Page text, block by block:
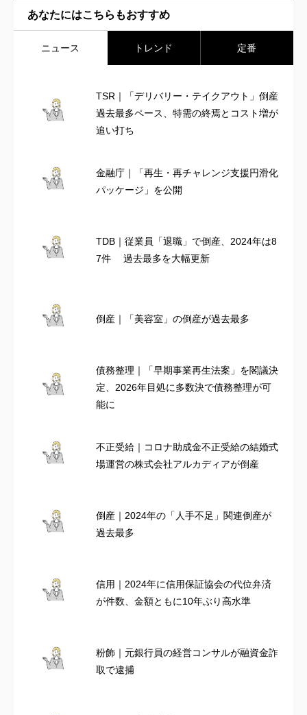
あなたにはこちらもおすすめ
ニュース トレンド 定番
TSR｜「デリバリー・テイクアウト」倒産
過去最多ペース、特需の終焉とコスト増が
追い打ち
金融庁｜「再生・再チャレンジ支援円滑化
パッケージ」を公開
TDB｜従業員「退職」で倒産、2024年は8
7件 過去最多を大幅更新
倒産｜「美容室」の倒産が過去最多
債務整理｜「早期事業再生法案」を閣議決
定、2026年目処に多数決で債務整理が可
能に
不正受給｜コロナ助成金不正受給の結婚式
場運営の株式会社アルカディアが倒産
倒産｜2024年の「人手不足」関連倒産が
過去最多
信用｜2024年に信用保証協会の代位弁済
が件数、金額ともに10年ぶり高水準
粉飾｜元銀行員の経営コンサルが融資金詐
取で逮捕